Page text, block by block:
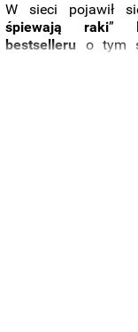
W sieci pojawił
śpiewają raki”
bestselleru o tym
Zobaczcie, jak